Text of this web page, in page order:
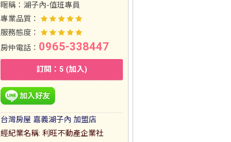
暱稱： 湖子內-值班專員
專業品質：
服務態度：
房仲電話： 0965-338447
訂閱：5 (加入)
台灣房屋 嘉義湖子內 加盟店
經紀業名稱: 利旺不動產企業社